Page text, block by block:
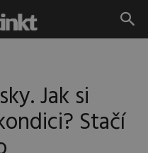
Jak si
Stačí